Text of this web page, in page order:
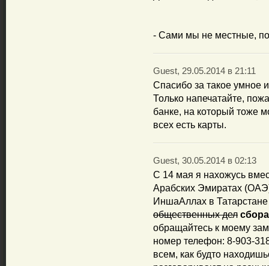
- Сами мы не местные,
Guest, 29.05.2014 в 21:11
Спасибо за такое умное
Только напечатайте,
банке, на который тоже
всех есть карты.
Guest, 30.05.2014 в 02:13
C 14 мая я нахожусь
Арабских Эмиратах
ИншаАллах в
общественных дел
обращайтесь к моему
номер телефон: 8-903-
всем, как будто